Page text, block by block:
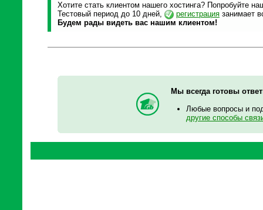
Хотите стать клиентом нашего хостинга? Попробуйте
Тестовый период до 10 дней,
регистрация занимает
Будем рады видеть вас нашим клиентом!
Мы всегда готовы
Любые вопросы и
другие способы